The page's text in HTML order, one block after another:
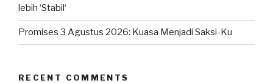
lebih ‘Stabil‘
Promises 3 Agustus 2026: Kuasa Menjadi Saksi-Ku
RECENT COMMENTS